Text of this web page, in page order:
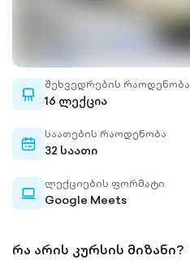
whiteboard-
outlined
შეხვედრების რაოდენობა
16 ლექცია
calendar-
outlined
საათების რაოდენობა
32 საათი
laptop-
outlined
ლექციების ფორმატი
Google Meets
რა არის კურსის მიზანი?